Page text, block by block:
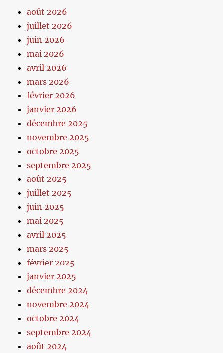
août 2026
juillet 2026
juin 2026
mai 2026
avril 2026
mars 2026
février 2026
janvier 2026
décembre 2025
novembre 2025
octobre 2025
septembre 2025
août 2025
juillet 2025
juin 2025
mai 2025
avril 2025
mars 2025
février 2025
janvier 2025
décembre 2024
novembre 2024
octobre 2024
septembre 2024
août 2024